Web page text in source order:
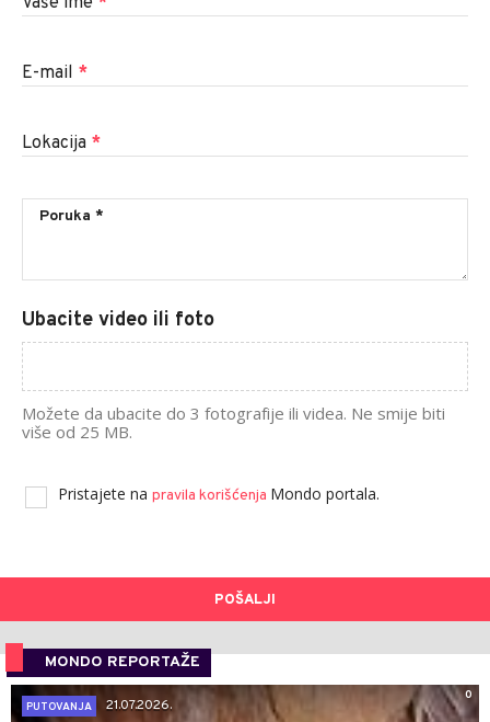
E-mail *
Lokacija *
Ubacite video ili foto
Možete da ubacite do 3 fotografije ili videa. Ne smije biti
više od 25 MB.
Pristajete na pravila korišćenja Mondo portala.
POŠALJI
MONDO REPORTAŽE
0
PUTOVANJA
21.07.2026.